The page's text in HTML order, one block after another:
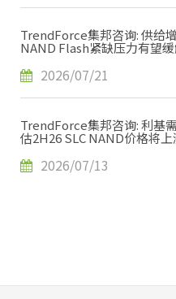
TrendForce集邦咨询: 供给
NAND Flash紧缺压力有望
2026/07/21
TrendForce集邦咨询: 利基
估2H26 SLC NAND价格将
2026/07/13